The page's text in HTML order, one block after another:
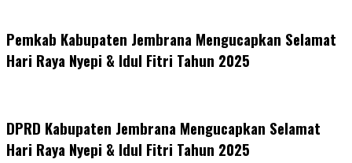
Pemkab Kabupaten Jembrana Mengucapkan Selamat
Hari Raya Nyepi & Idul Fitri Tahun 2025
DPRD Kabupaten Jembrana Mengucapkan Selamat
Hari Raya Nyepi & Idul Fitri Tahun 2025